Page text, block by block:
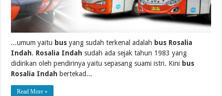
...umum yaitu bus yang sudah terkenal adalah bus Rosalia
Indah. Rosalia Indah sudah ada sejak tahun 1983 yang
didirikan oleh pendirinya yaitu sepasang suami istri. Kini bus
Rosalia Indah bertekad...
Read More »